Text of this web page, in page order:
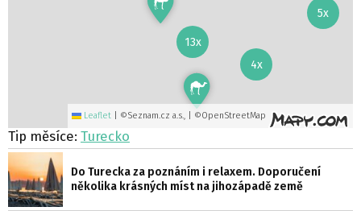
5x
4x
13x
Leaflet ©Seznam.cz a.s., | ©OpenStreetMap
Tip měsíce: Turecko
Do Turecka za poznáním i relaxem. Doporučení
několika krásných míst na jihozápadě země